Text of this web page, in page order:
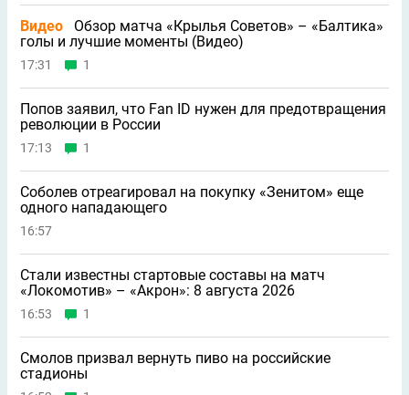
Видео
Обзор матча «Крылья Советов» – «Балтика»
голы и лучшие моменты (Видео)
17:31 1
Попов заявил, что Fan ID нужен для предотвращения
революции в России
17:13 1
Соболев отреагировал на покупку «Зенитом» еще
одного нападающего
16:57
Стали известны стартовые составы на матч
«Локомотив» – «Акрон»: 8 августа 2026
16:53 1
Смолов призвал вернуть пиво на российские
стадионы